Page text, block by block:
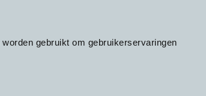
gebruikt om gebruikerservaringen